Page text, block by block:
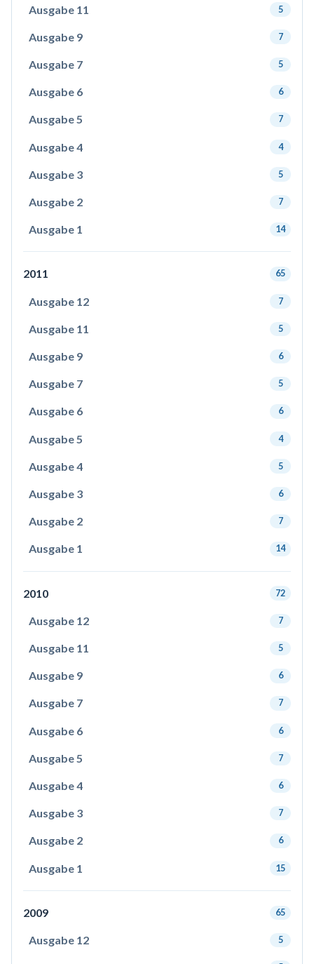
Ausgabe 11 5
Ausgabe 9 7
Ausgabe 7 5
Ausgabe 6 6
Ausgabe 5 7
Ausgabe 4 4
Ausgabe 3 5
Ausgabe 2 7
Ausgabe 1 14
2011 65
Ausgabe 12 7
Ausgabe 11 5
Ausgabe 9 6
Ausgabe 7 5
Ausgabe 6 6
Ausgabe 5 4
Ausgabe 4 5
Ausgabe 3 6
Ausgabe 2 7
Ausgabe 1 14
2010 72
Ausgabe 12 7
Ausgabe 11 5
Ausgabe 9 6
Ausgabe 7 7
Ausgabe 6 6
Ausgabe 5 7
Ausgabe 4 6
Ausgabe 3 7
Ausgabe 2 6
Ausgabe 1 15
2009 65
Ausgabe 12 5